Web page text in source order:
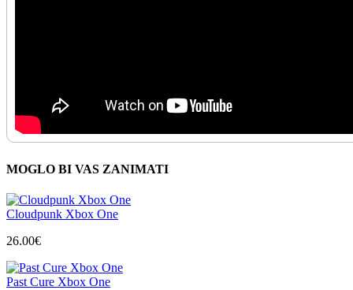
MOGLO BI VAS ZANIMATI
Cloudpunk Xbox One
26.00€
Past Cure Xbox One